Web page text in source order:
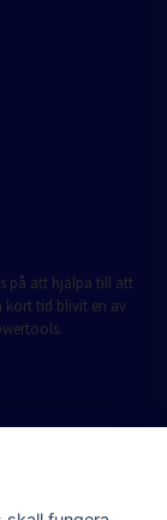
på att hjälpa till att
kort tid blivit en av